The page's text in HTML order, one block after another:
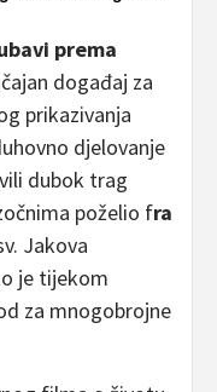
prema
događaj za
prikazivanja
djelovanje
dubok trag
poželio fra
Jakova
je tijekom
za mnogobrojne